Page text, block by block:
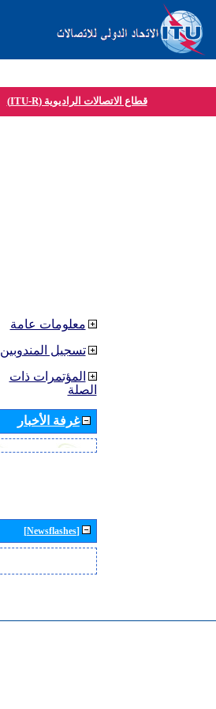
قطاع الاتصالات الراديوية (ITU-R)
معلومات عامة
تسجيل المندوبين
المؤتمرات ذات
الصلة
غرفة الأخبار
[Newsflashes]